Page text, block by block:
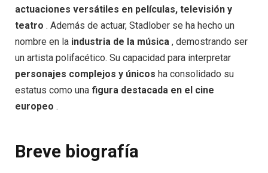
actuaciones versátiles en películas, televisión y
teatro . Además de actuar, Stadlober se ha hecho un
nombre en la industria de la música , demostrando ser
un artista polifacético. Su capacidad para interpretar
personajes complejos y únicos ha consolidado su
estatus como una figura destacada en el cine
europeo .
Breve biografía